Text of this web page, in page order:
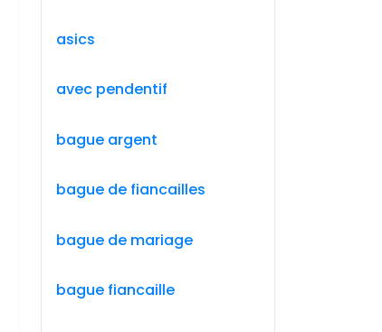
asics
avec pendentif
bague argent
bague de fiancailles
bague de mariage
bague fiancaille